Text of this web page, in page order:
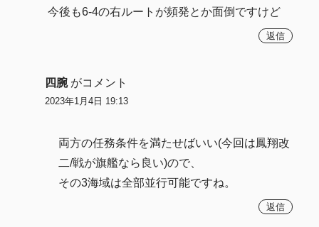
今後も6-4の右ルートが頻発とか面倒ですけど
返信
四腕 がコメント
2023年1月4日 19:13
両方の任務条件を満たせばいい(今回は鳳翔改
二/戦が旗艦なら良い)ので、
その3海域は全部並行可能ですね。
返信